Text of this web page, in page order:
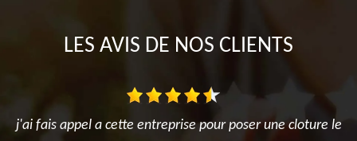
LES AVIS DE NOS CLIENTS
j'ai fais appel a cette entreprise pour poser une cloture le